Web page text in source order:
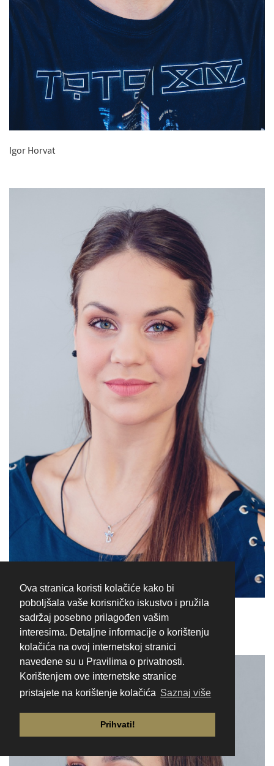
Ova stranica koristi kolačiće kako bi
poboljšala vaše korisničko iskustvo i pružila
sadržaj posebno prilagođen vašim
interesima. Detaljne informacije o korištenju
kolačića na ovoj internetskoj stranici
navedene su u Pravilima o privatnosti.
Korištenjem ove internetske stranice
pristajete na korištenje kolačića Saznaj više
Prihvati!
Igor Horvat
Klara Kašnar